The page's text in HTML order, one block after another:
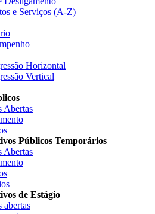
e Serviços (A-Z)
Horizontal
Vertical
Abertas
Públicos Temporários
Abertas
de Estágio
abertas